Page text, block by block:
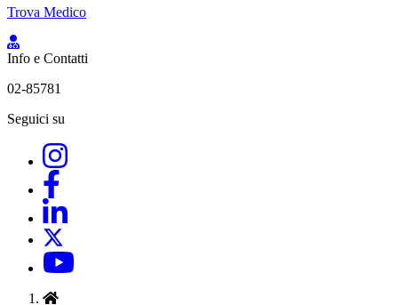
Trova Medico
Info e Contatti
02-85781
Seguici su